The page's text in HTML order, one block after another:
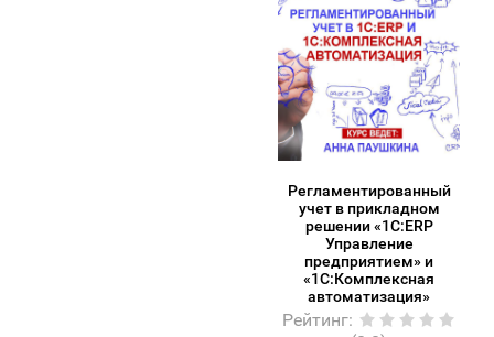
Регламентированный
учет в прикладном
решении «1С:ERP
Управление
предприятием» и
«1С:Комплексная
автоматизация»
Рейтинг: